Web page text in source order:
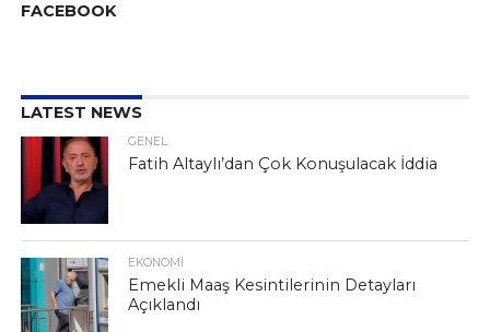
FACEBOOK
LATEST NEWS
GENEL
Fatih Altaylı’dan Çok Konuşulacak İddia
EKONOMI
Emekli Maaş Kesintilerinin Detayları
Açıklandı